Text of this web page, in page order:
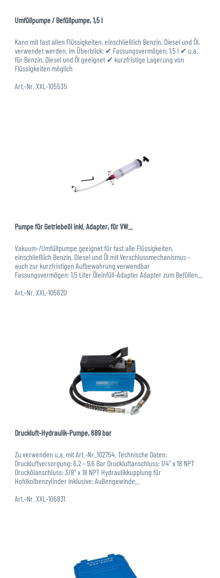
Umfüllpumpe / Befüllpumpe, 1,5 l
Kann mit fast allen Flüssigkeiten, einschließlich Benzin, Diesel und Öl,
verwendet werden. im Überblick: ✔ Fassungsvermögen: 1,5 l ✔ u.a.
für Benzin, Diesel und Öl geeignet ✔ kurzfristige Lagerung von
Flüssigkeiten möglich
Art.-Nr. XXL-105535
Pumpe für Getriebeöl inkl. Adapter, für VW...
Vakuum-/Umfüllpumpe geeignet für fast alle Flüssigkeiten,
einschließlich Benzin, Diesel und Öl mit Verschlussmechanismus –
auch zur kurzfristigen Aufbewahrung verwendbar
Fassungsvermögen: 1,5 Liter Öleinfüll-Adapter Adapter zum Befüllen...
Art.-Nr. XXL-105620
Druckluft-Hydraulik-Pumpe, 689 bar
Zu verwenden u.a. mit Art.-Nr. 102754. Technische Daten:
Druckluftversorgung: 6,2 – 9,6 Bar Druckluftanschluss: 1/4" x 18 NPT
Druckölanschluss: 3/8" x 18 NPT Hydraulikkupplung für
Hohlkolbenzylinder inklusive: Außengewinde...
Art.-Nr. XXL-106831